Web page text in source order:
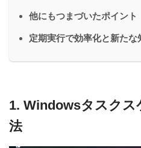
他にもつまづいたポイント
定期実行で効率化と新たな
1. Windowsタスクス
法